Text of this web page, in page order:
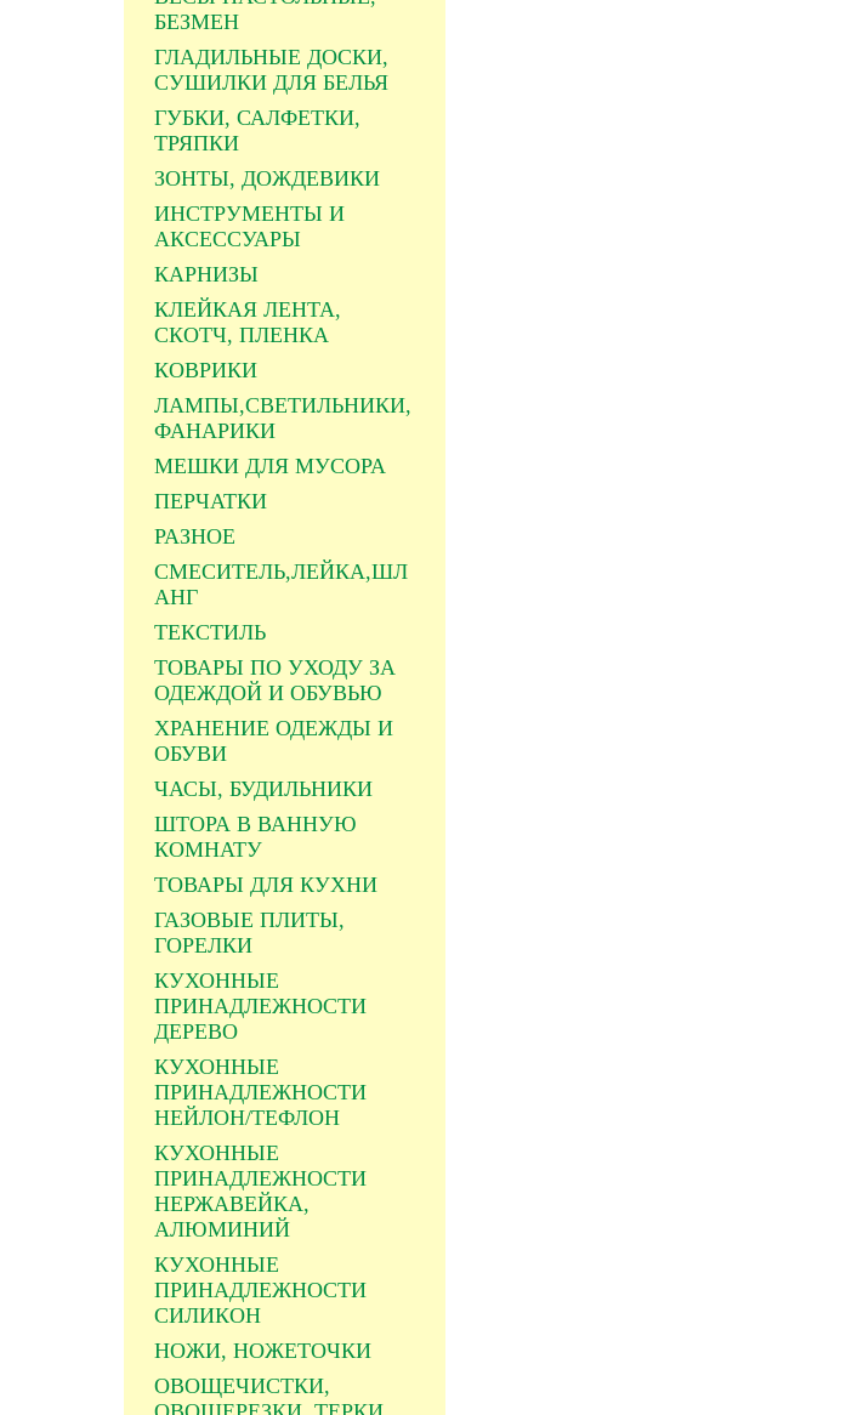
БЕЗМЕН
ГЛАДИЛЬНЫЕ ДОСКИ,
СУШИЛКИ ДЛЯ БЕЛЬЯ
ГУБКИ, САЛФЕТКИ,
ТРЯПКИ
ЗОНТЫ, ДОЖДЕВИКИ
ИНСТРУМЕНТЫ И
АКСЕССУАРЫ
КАРНИЗЫ
КЛЕЙКАЯ ЛЕНТА,
СКОТЧ, ПЛЕНКА
КОВРИКИ
ЛАМПЫ,СВЕТИЛЬНИКИ,
ФАНАРИКИ
МЕШКИ ДЛЯ МУСОРА
ПЕРЧАТКИ
РАЗНОЕ
СМЕСИТЕЛЬ,ЛЕЙКА,ШЛ
АНГ
ТЕКСТИЛЬ
ТОВАРЫ ПО УХОДУ ЗА
ОДЕЖДОЙ И ОБУВЬЮ
ХРАНЕНИЕ ОДЕЖДЫ И
ОБУВИ
ЧАСЫ, БУДИЛЬНИКИ
ШТОРА В ВАННУЮ
КОМНАТУ
ТОВАРЫ ДЛЯ КУХНИ
ГАЗОВЫЕ ПЛИТЫ,
ГОРЕЛКИ
КУХОННЫЕ
ПРИНАДЛЕЖНОСТИ
ДЕРЕВО
КУХОННЫЕ
ПРИНАДЛЕЖНОСТИ
НЕЙЛОН/ТЕФЛОН
КУХОННЫЕ
ПРИНАДЛЕЖНОСТИ
НЕРЖАВЕЙКА,
АЛЮМИНИЙ
КУХОННЫЕ
ПРИНАДЛЕЖНОСТИ
СИЛИКОН
НОЖИ, НОЖЕТОЧКИ
ОВОЩЕЧИСТКИ,